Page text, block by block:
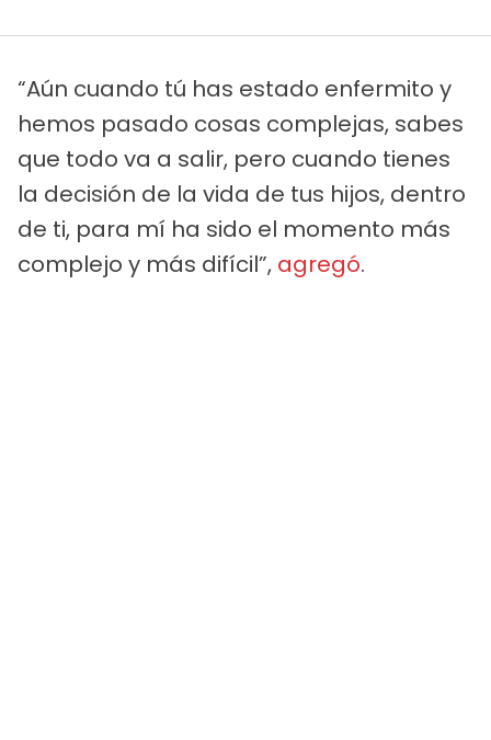
“Aún cuando tú has estado enfermito y
hemos pasado cosas complejas, sabes
que todo va a salir, pero cuando tienes
la decisión de la vida de tus hijos, dentro
de ti, para mí ha sido el momento más
complejo y más difícil”, agregó.